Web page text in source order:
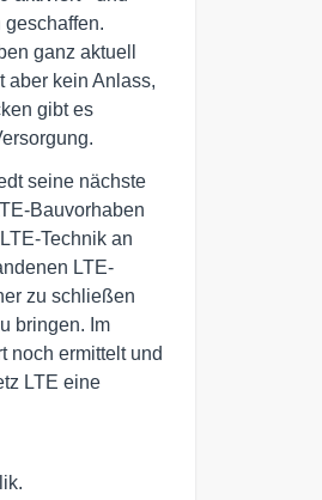
ganz aktuell
aber kein Anlass,
gibt es
seine nächste
Bauvorhaben
Technik an
LTE-
zu schließen
bringen. Im
noch ermittelt und
LTE eine